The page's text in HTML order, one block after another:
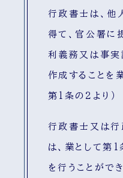
行政書士は、他
得て、官公署に
利義務又は事実
作成することを
第1条の2より）
行政書士又は
は、業として第
を行うことがで